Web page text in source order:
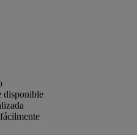
disponible